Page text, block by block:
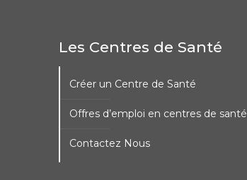
Les Centres de Santé
Créer un Centre de Santé
Offres d’emploi en centres de santé
Contactez Nous